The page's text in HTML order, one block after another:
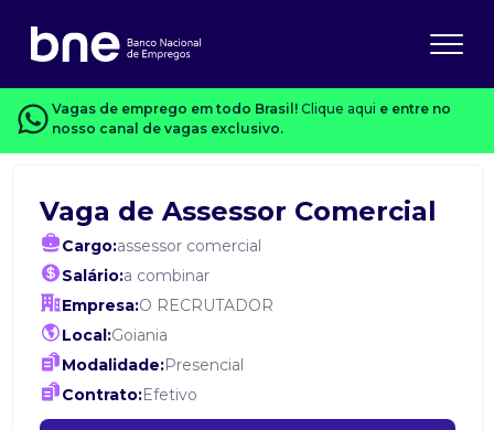
Vagas de emprego em todo Brasil! Clique aqui e entre no
nosso canal de vagas exclusivo.
Vaga de Assessor Comercial
Cargo:assessor comercial
Salário:a combinar
Empresa:O RECRUTADOR
Local:Goiania
Modalidade:Presencial
Contrato:Efetivo